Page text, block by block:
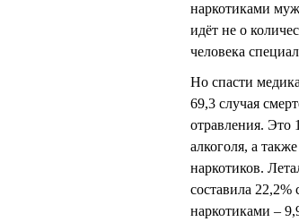
наркотиками
идёт не о
человека
Но спасти
69,3 случая
отравления. Это
алкоголя, а
наркотиков.
составила
наркотиками –